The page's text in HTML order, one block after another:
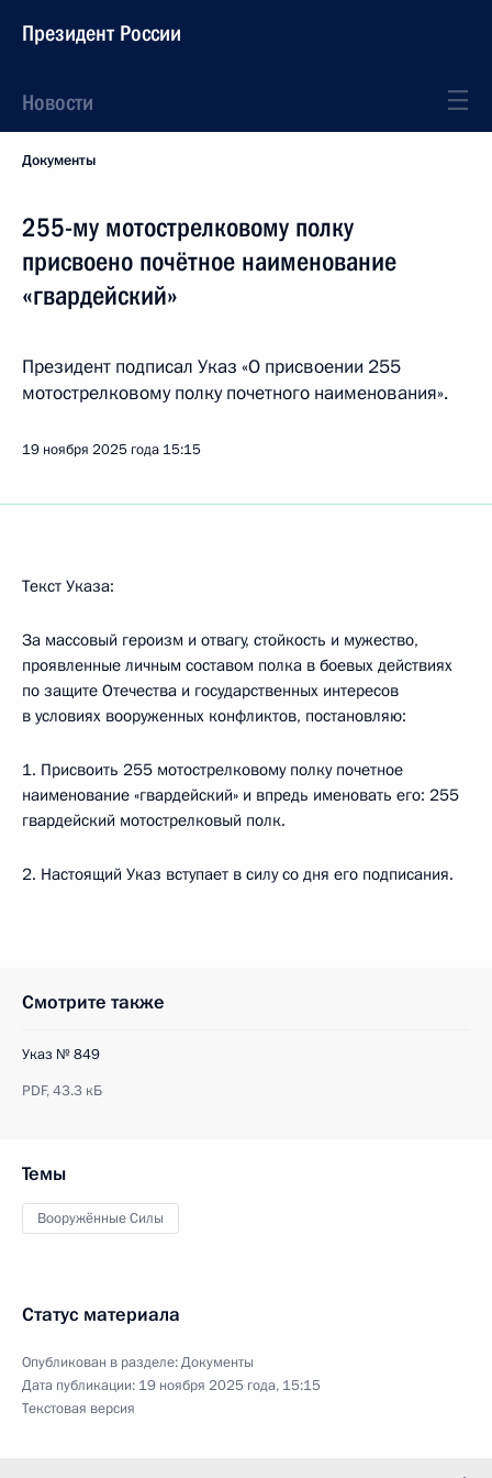
Президент России
Новости
Документы
255-му мотострелковому полку
присвоено почётное наименование
«гвардейский»
Президент подписал Указ «О присвоении 255
мотострелковому полку почетного наименования».
19 ноября 2025 года 15:15
Текст Указа:
За массовый героизм и отвагу, стойкость и мужество,
проявленные личным составом полка в боевых действиях
по защите Отечества и государственных интересов
в условиях вооруженных конфликтов, постановляю:
1. Присвоить 255 мотострелковому полку почетное
наименование «гвардейский» и впредь именовать его: 255
гвардейский мотострелковый полк.
2. Настоящий Указ вступает в силу со дня его подписания.
Смотрите также
Указ № 849
PDF,43.3 кБ
Темы
Вооружённые Силы
Статус материала
Опубликован в разделе:Документы
Дата публикации: 19 ноября 2025 года, 15:15
Текстовая версия